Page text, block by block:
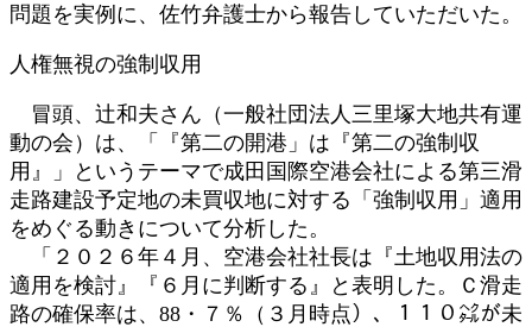
問題を実例に、佐竹弁護士から報告していただいた。
人権無視の強制収用
冒頭、辻和夫さん（一般社団法人三里塚大地共有運
動の会）は、「『第二の開港」は『第二の強制収
用』」というテーマで成田国際空港会社による第三滑
走路建設予定地の未買収地に対する「強制収用」適用
をめぐる動きについて分析した。
「２０２６年４月、空港会社社長は『土地収用法の
適用を検討』『６月に判断する』と表明した。Ｃ滑走
路の確保率は、88・７％（３月時点）、１１０㌶が未